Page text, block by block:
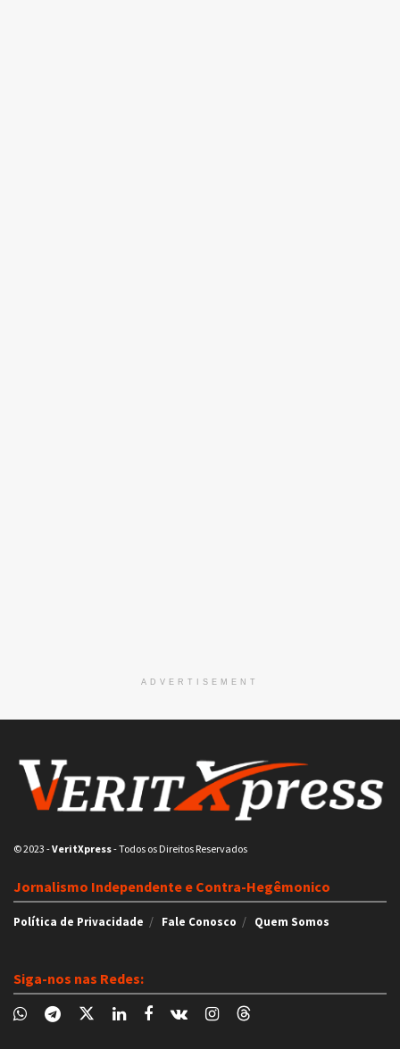
ADVERTISEMENT
© 2023 -VeritXpress- Todos os Direitos Reservados
Jornalismo Independente e Contra-Hegêmonico
Política de Privacidade Fale Conosco Quem Somos
Siga-nos nas Redes: